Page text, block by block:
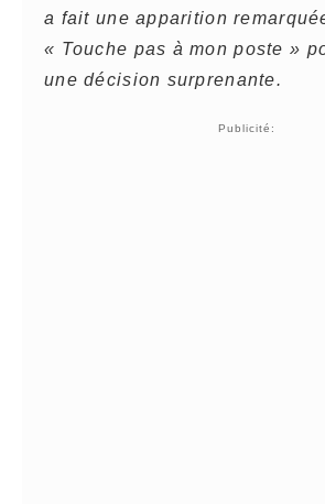
a fait une apparition
« Touche pas à mon poste »
une décision surprenante.
Publicité: